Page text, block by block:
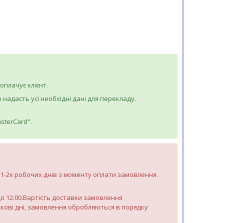
клієнт.
усі необхідні дані для перекладу.
2х робочих днів з моменту оплати замовлення.
12:00.Вартість доставки замовлення
дні, замовлення обробляються в порядку